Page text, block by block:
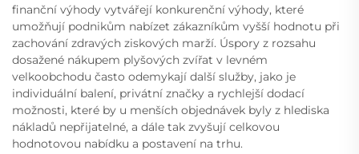
finanční výhody vytvářejí konkurenční výhody, které
umožňují podnikům nabízet zákazníkům vyšší hodnotu při
zachování zdravých ziskových marží. Úspory z rozsahu
dosažené nákupem plyšových zvířat v levném
velkoobchodu často odemykají další služby, jako je
individuální balení, privátní značky a rychlejší dodací
možnosti, které by u menších objednávek byly z hlediska
nákladů nepřijatelné, a dále tak zvyšují celkovou
hodnotovou nabídku a postavení na trhu.